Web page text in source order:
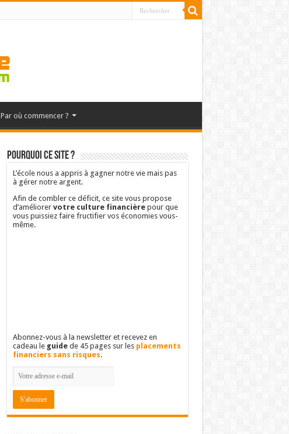
Par où commencer ?
Pourquoi ce site ?
L’école nous a appris à gagner notre vie mais pas
à gérer notre argent.
Afin de combler ce déficit, ce site vous propose
d’améliorer votre culture financièrepour que
vous puissiez faire fructifier vos économies vous-
même.
Abonnez-vous à la newsletter et recevez en
cadeau le guidede 45 pages sur les placements
financiers sans risques.